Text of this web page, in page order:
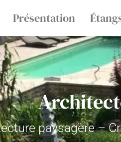
Présentation
paysagère –